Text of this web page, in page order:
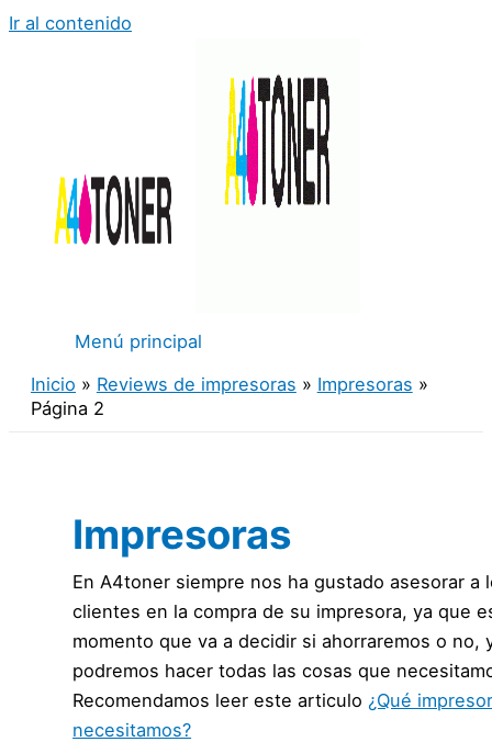
Ir al contenido
Menú principal
Inicio
Reviews de impresoras
Impresoras
Página 2
Impresoras
En A4toner siempre nos ha gustado asesorar a
clientes en la compra de su impresora, ya que
momento que va a decidir si ahorraremos o no,
podremos hacer todas las cosas que
Recomendamos leer este articulo ¿Qué
necesitamos?